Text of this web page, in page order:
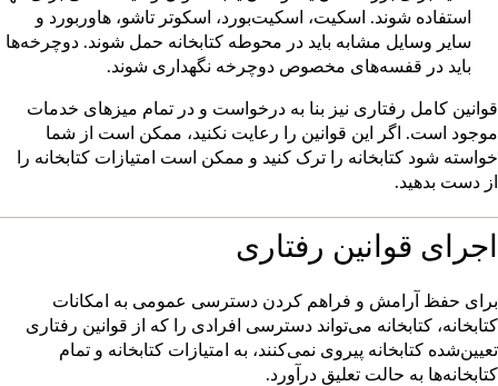
استفاده شوند. اسکیت، اسکیت‌بورد، اسکوتر تاشو، هاوربورد و
سایر وسایل مشابه باید در محوطه کتابخانه حمل شوند. دوچرخه‌ها
باید در قفسه‌های مخصوص دوچرخه نگهداری شوند.
قوانین کامل رفتاری نیز بنا به درخواست و در تمام میزهای خدمات
موجود است. اگر این قوانین را رعایت نکنید، ممکن است از شما
خواسته شود کتابخانه را ترک کنید و ممکن است امتیازات کتابخانه را
از دست بدهید.
اجرای قوانین رفتاری
برای حفظ آرامش و فراهم کردن دسترسی عمومی به امکانات
کتابخانه، کتابخانه می‌تواند دسترسی افرادی را که از قوانین رفتاری
تعیین‌شده کتابخانه پیروی نمی‌کنند، به امتیازات کتابخانه و تمام
کتابخانه‌ها به حالت تعلیق درآورد.